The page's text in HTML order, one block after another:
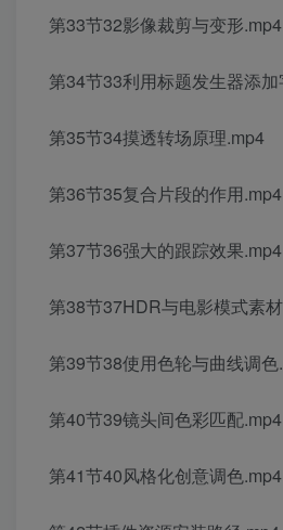
第33节32影像裁剪与变形.mp4
第34节33利用标题发生器添
第35节34摸透转场原理.mp4
第36节35复合片段的作用.mp4
第37节36强大的跟踪效果.mp4
第38节37HDR与电影模式素
第39节38使用色轮与曲线调色
第40节39镜头间色彩匹配.mp4
第41节40风格化创意调色.mp4